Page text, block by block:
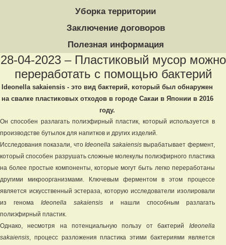
Уборка территории
Заключение договоров
Полезная информация
28-04-2023 – Пластиковый мусор можно
переработать с помощью бактерий
Ideonella sakaiensis - это вид бактерий, который был обнаружен
на свалке пластиковых отходов в городе Сакаи в Японии в 2016
году.
Он способен разлагать полиэфирный пластик, который используется в
производстве бутылок для напитков и других изделий.
Исследования показали, чтоIdeonella sakaiensisвырабатывает фермент,
который способен разрушать сложные молекулы полиэфирного пластика
на более простые компоненты, которые могут быть легко переработаны
другими микроорганизмами. Ключевым ферментом в этом процессе
является искусственный эстераза, которую исследователи изолировали
из генома Ideonella sakaiensisи нашли способным разлагать
полиэфирный пластик.
Однако, несмотря на потенциальную пользу от бактерий Ideonella
sakaiensis, процесс разложения пластика этими бактериями является